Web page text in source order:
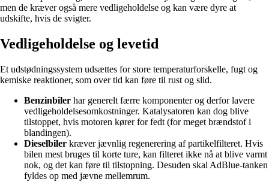
men de kræver også mere vedligeholdelse og kan være dyre at
udskifte, hvis de svigter.
Vedligeholdelse og levetid
Et udstødningssystem udsættes for store temperaturforskelle, fugt og
kemiske reaktioner, som over tid kan føre til rust og slid.
Benzinbiler har generelt færre komponenter og derfor lavere
vedligeholdelsesomkostninger. Katalysatoren kan dog blive
tilstoppet, hvis motoren kører for fedt (for meget brændstof i
blandingen).
Dieselbiler kræver jævnlig regenerering af partikelfilteret. Hvis
bilen mest bruges til korte ture, kan filteret ikke nå at blive varmt
nok, og det kan føre til tilstopning. Desuden skal AdBlue-tanken
fyldes op med jævne mellemrum.